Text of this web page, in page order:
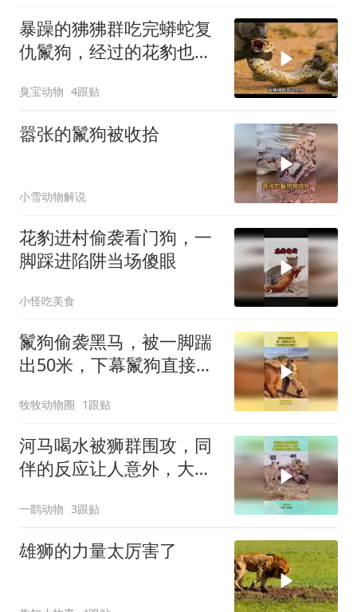
暴躁的狒狒群吃完蟒蛇复
仇鬣狗，经过的花豹也要
臭宝动物 4跟贴
嚣张的鬣狗被收拾
小雪动物解说
花豹进村偷袭看门狗，一
脚踩进陷阱当场傻眼
小怪吃美食
鬣狗偷袭黑马，被一脚踹
出50米，下幕鬣狗直接懵
牧牧动物圈 1跟贴
河马喝水被狮群围攻，同
伴的反应让人意外，大自
一鹞动物 3跟贴
雄狮的力量太厉害了